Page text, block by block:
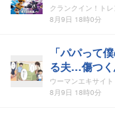
クランクイン！トレ
8月9日 18時0分
「パパって
る夫…傷つく
みの預け先が
ウーマンエキサイト
8月9日 18時0分